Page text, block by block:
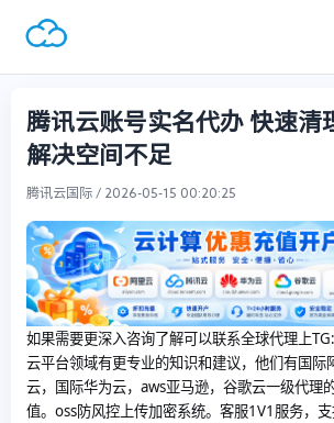
腾讯云账号实名代办 快速清
解决空间不足
腾讯云国际 / 2026-05-15 00:20:25
如果需要更深入咨询了解可以联系全球代理上
云平台领域有更专业的知识和建议，他们有国际
云，国际华为云，aws亚马逊，谷歌云一级代理
值。oss防风控上传加密系统。客服1V1服务，支